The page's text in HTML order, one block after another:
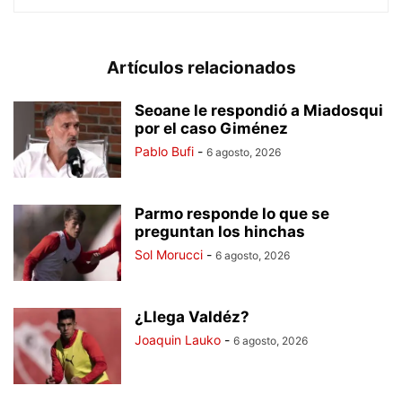
Artículos relacionados
Seoane le respondió a Miadosqui
por el caso Giménez
Pablo Bufi - 6 agosto, 2026
Parmo responde lo que se
preguntan los hinchas
Sol Morucci - 6 agosto, 2026
¿Llega Valdéz?
Joaquin Lauko - 6 agosto, 2026